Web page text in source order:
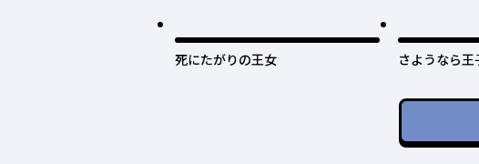
死にたがりの王女
さようなら